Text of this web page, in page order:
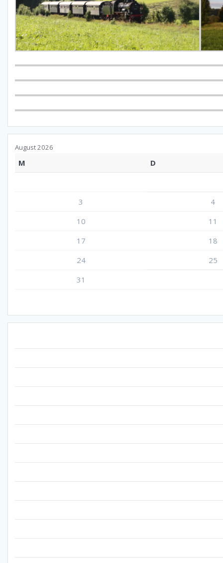
August 2026
M D
3
4
10
11
17
18
24
25
31